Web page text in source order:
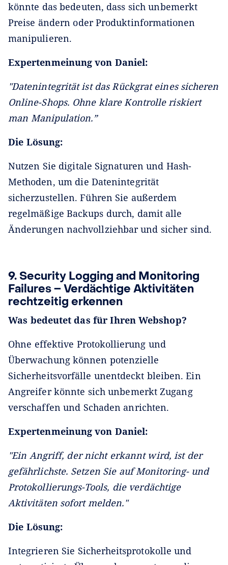
könnte das bedeuten, dass sich unbemerkt
Preise ändern oder Produktinformationen
manipulieren.
Expertenmeinung von Daniel:
"Datenintegrität ist das Rückgrat eines sicheren
Online-Shops. Ohne klare Kontrolle riskiert
man Manipulation.”
Die Lösung:
Nutzen Sie digitale Signaturen und Hash-
Methoden, um die Datenintegrität
sicherzustellen. Führen Sie außerdem
regelmäßige Backups durch, damit alle
Änderungen nachvollziehbar und sicher sind.
9. Security Logging and Monitoring
Failures – Verdächtige Aktivitäten
rechtzeitig erkennen
Was bedeutet das für Ihren Webshop?
Ohne effektive Protokollierung und
Überwachung können potenzielle
Sicherheitsvorfälle unentdeckt bleiben. Ein
Angreifer könnte sich unbemerkt Zugang
verschaffen und Schaden anrichten.
Expertenmeinung von Daniel:
"Ein Angriff, der nicht erkannt wird, ist der
gefährlichste. Setzen Sie auf Monitoring- und
Protokollierungs-Tools, die verdächtige
Aktivitäten sofort melden."
Die Lösung:
Integrieren Sie Sicherheitsprotokolle und